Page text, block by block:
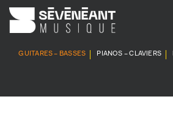
Passer
au
GUITARES – BASSES PIANOS – CLAVIERS